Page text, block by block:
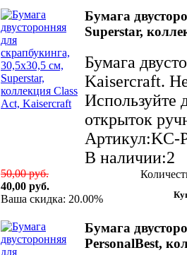
Бумага
Superstar,
Бумага
Kaisercraft.
Используйте
открыток
Артикул:KC-
В наличии:2
50,00 руб.
40,00 руб.
Ваша скидка: 20.00%
Бумага
PersonalBest,